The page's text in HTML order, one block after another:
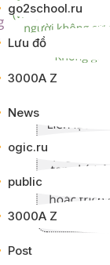
go2school.ru
Lưu đồ
3000A Z
News
ogic.ru
public
3000A Z
Post